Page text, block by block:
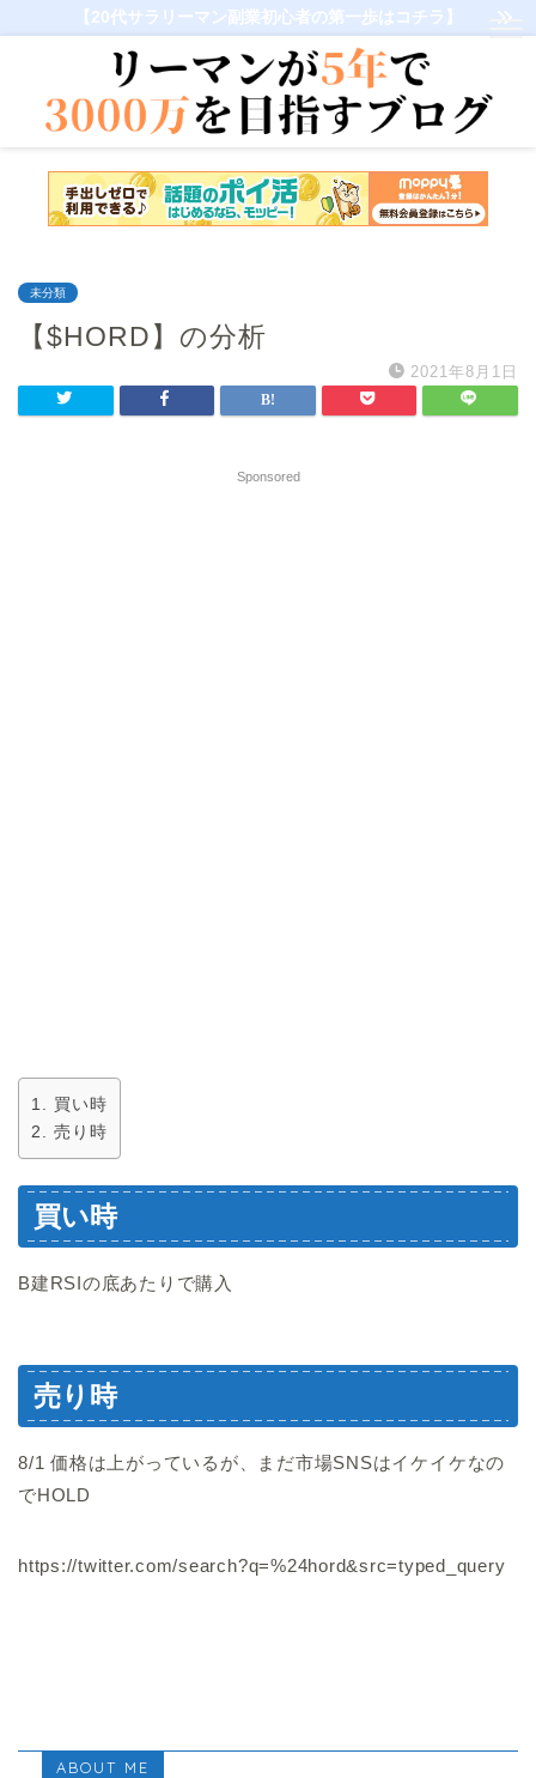
【20代サラリーマン副業初心者の第一歩はコチラ】
未分類
【$HORD】の分析
2021年8月1日
Sponsored
買い時
売り時
買い時
B建RSIの底あたりで購入
売り時
8/1 価格は上がっているが、まだ市場SNSはイケイケなの
でHOLD
https://twitter.com/search?q=%24hord&src=typed_query
ABOUT ME